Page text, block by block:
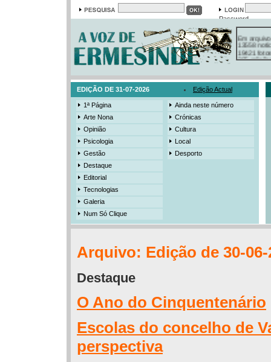
Password
Em arquivo
13558
19421
385
EDIÇÃO DE 31-07-2026 Edição Actual
1ª Página
Arte Nona
Opinião
Psicologia
Gestão
Destaque
Editorial
Tecnologias
Galeria
Num Só Clique
Ainda neste número
Crónicas
Cultura
Local
Desporto
Arquivo: Edição de 30-06-
Destaque
O Ano do Cinquentenário
Escolas do concelho de
perspectiva